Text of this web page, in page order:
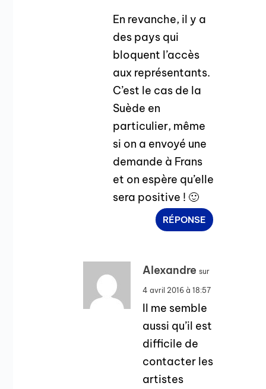
En revanche, il y a
des pays qui
bloquent l’accès
aux représentants.
C’est le cas de la
Suède en
particulier, même
si on a envoyé une
demande à Frans
et on espère qu’elle
sera positive ! 🙂
RÉPONSE
Alexandre sur
4 avril 2016 à 18:57
Il me semble
aussi qu’il est
difficile de
contacter les
artistes